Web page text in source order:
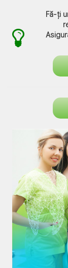
Experiența
Fă-ți